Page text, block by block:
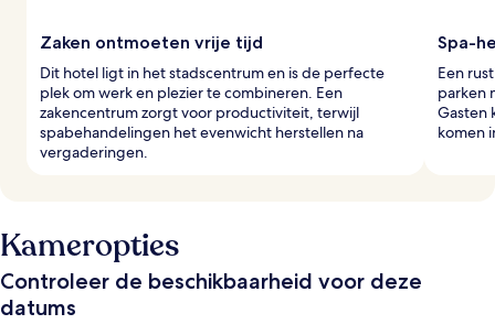
Zaken ontmoeten vrije tijd
Dit hotel ligt in het stadscentrum en is de perfecte
plek om werk en plezier te combineren. Een
zakencentrum zorgt voor productiviteit, terwijl
spabehandelingen het evenwicht herstellen na
vergaderingen.
Spa-
Een
parken
Gasten
komen
Kameropties
Controleer de beschikbaarheid voor deze
datums